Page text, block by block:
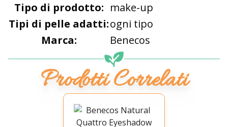
Tipo di prodotto: make-up
Tipi di pelle adatti:ogni tipo
Marca:
Benecos
Prodotti Correlati